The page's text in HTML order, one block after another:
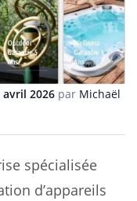
avril 2026 par Michaël
spécialisée
d’appareils